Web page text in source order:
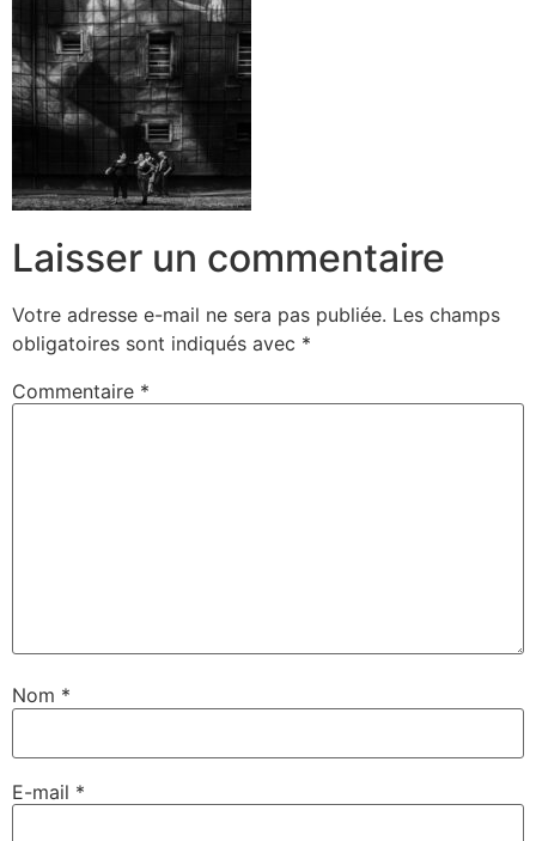
Laisser un commentaire
Votre adresse e-mail ne sera pas publiée. Les champs
obligatoires sont indiqués avec *
Commentaire *
Nom *
E-mail *